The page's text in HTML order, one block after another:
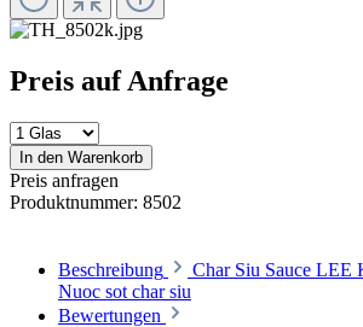
Preis auf Anfrage
In den Warenkorb
Preis anfragen
Produktnummer: 8502
Beschreibung
Char Siu Sauce
Nuoc sot char siu
Bewertungen